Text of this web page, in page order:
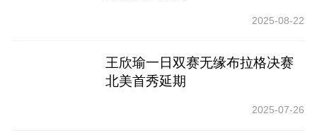
2025-08-22
王欣瑜一日双赛无缘布拉格决赛
北美首秀延期
2025-07-26